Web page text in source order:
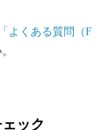
「よくある質問（F
ック